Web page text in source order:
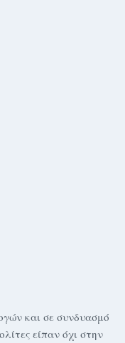
και σε συνδυασμό
είπαν όχι στην